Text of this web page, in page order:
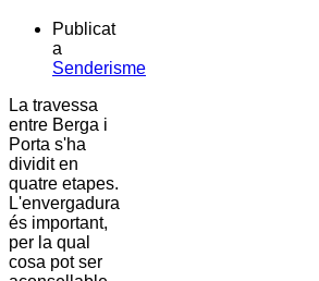
Publicat
a
Senderisme
La travessa
entre Berga i
Porta s'ha
dividit en
quatre etapes.
L'envergadura
és important,
per la qual
cosa pot ser